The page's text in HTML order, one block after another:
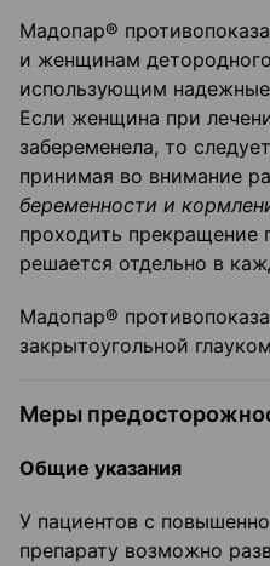
Мадопар®
и женщинам
использующим
Если женщина при
забеременела, то
принимая во внимание
беременности и
проходить прекращение
решается отдельно в
Мадопар®
закрытоугольной
Меры
Общие указания
У пациентов с
препарату возможно